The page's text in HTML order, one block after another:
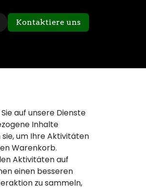
Kontaktiere uns
auf unsere Dienste
Inhalte
um Ihre Aktivitäten
Warenkorb.
Aktivitäten auf
einen besseren
zu sammeln,